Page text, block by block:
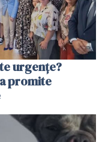
urgențe?
promite